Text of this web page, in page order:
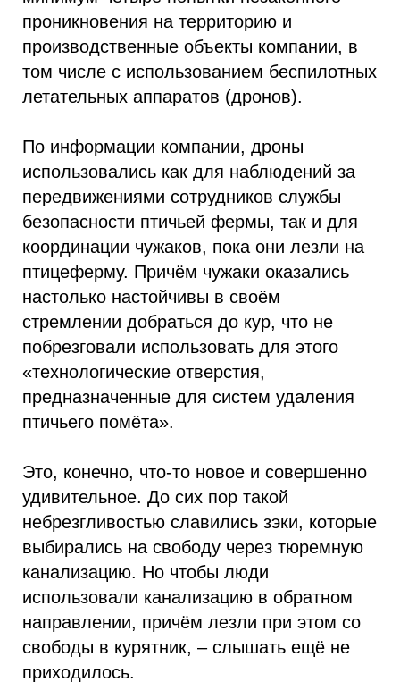
проникновения на территорию и
производственные объекты компании, в
том числе с использованием беспилотных
летательных аппаратов (дронов).
По информации компании, дроны
использовались как для наблюдений за
передвижениями сотрудников службы
безопасности птичьей фермы, так и для
координации чужаков, пока они лезли на
птицеферму. Причём чужаки оказались
настолько настойчивы в своём
стремлении добраться до кур, что не
побрезговали использовать для этого
«технологические отверстия,
предназначенные для систем удаления
птичьего помёта».
Это, конечно, что-то новое и совершенно
удивительное. До сих пор такой
небрезгливостью славились зэки, которые
выбирались на свободу через тюремную
канализацию. Но чтобы люди
использовали канализацию в обратном
направлении, причём лезли при этом со
свободы в курятник, – слышать ещё не
приходилось.